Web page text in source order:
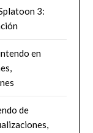
3:
en
de